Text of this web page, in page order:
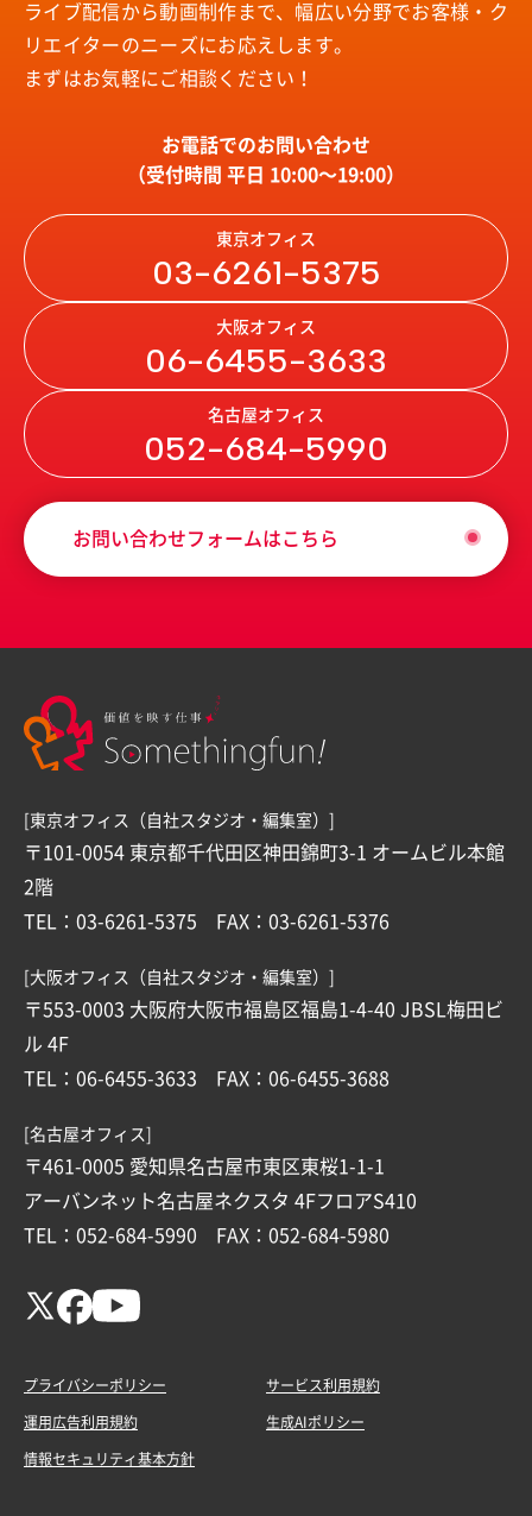
ライブ配信から動画制作まで、幅広い分野でお客様・ク
リエイターのニーズにお応えします。
まずはお気軽にご相談ください！
お電話でのお問い合わせ
（受付時間 平日 10:00〜19:00）
東京オフィス
03-6261-5375
大阪オフィス
06-6455-3633
名古屋オフィス
052-684-5990
お問い合わせフォームはこちら
[東京オフィス（自社スタジオ・編集室）]
〒101-0054 東京都千代田区神田錦町3-1 オームビル本館
2階
TEL：03-6261-5375 FAX：03-6261-5376
[大阪オフィス（自社スタジオ・編集室）]
〒553-0003 大阪府大阪市福島区福島1-4-40 JBSL梅田ビ
ル 4F
TEL：06-6455-3633 FAX：06-6455-3688
[名古屋オフィス]
〒461-0005 愛知県名古屋市東区東桜1-1-1
アーバンネット名古屋ネクスタ 4FフロアS410
TEL：052-684-5990 FAX：052-684-5980
プライバシーポリシー サービス利用規約
運用広告利用規約 生成AIポリシー
情報セキュリティ基本方針